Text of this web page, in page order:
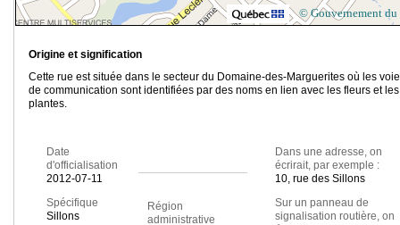
© Gouvernement du
Origine et signification
Cette rue est située dans le secteur du Domaine-des-Marguerites où les
de communication sont identifiées par des noms en lien avec les fleurs et les
plantes.
Date
d'officialisation
2012-07-11
Spécifique
Sillons
Région
administrative
Dans une adresse, on
écrirait, par exemple :
10, rue des Sillons
Sur un panneau de
signalisation routière, on